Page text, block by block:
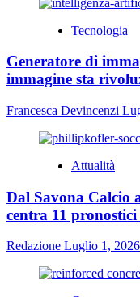
Tecnologia
Generatore di
immagine sta
Francesca Devincenzi
Attualità
Dal Savona Calcio
centra 11 pronostici
Redazione Luglio 1, 2026